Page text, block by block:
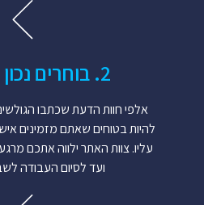
2. בוחרים נכון ובביטחון
אלפי חוות הדעת שכתבו
להיות בטוחים שאתם מזמינים
עליו. צוות האתר ילווה אתכם
ועד לסיום העבודה